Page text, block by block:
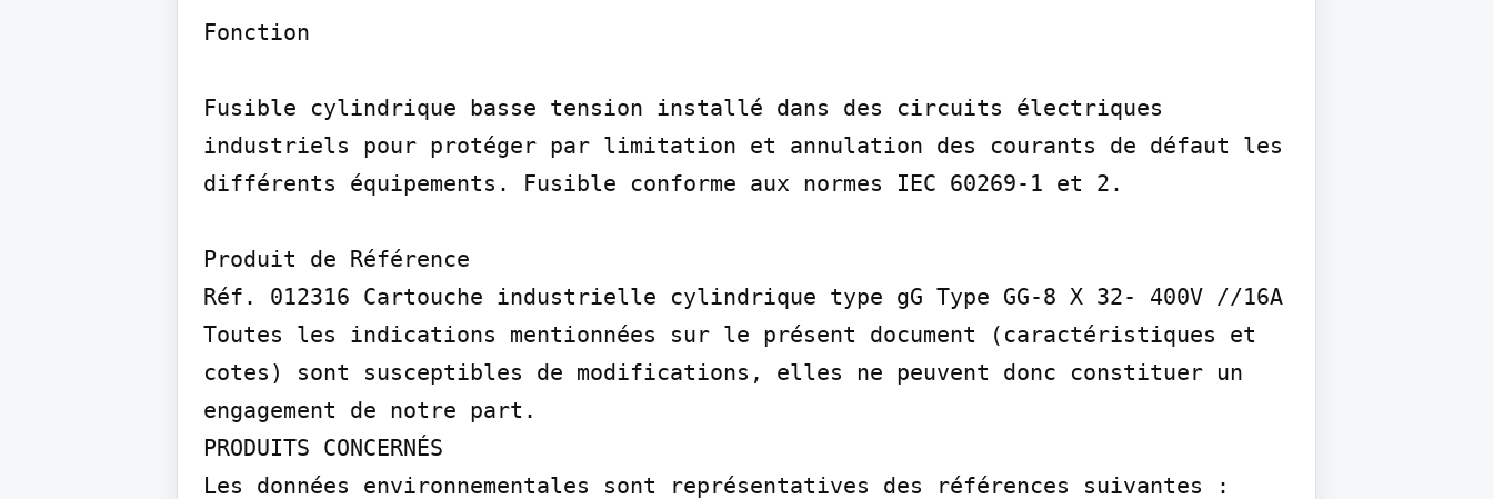
Fonction
Fusible cylindrique basse tension installé dans des circuits électriques
industriels pour protéger par limitation et annulation des courants de défaut les
différents équipements. Fusible conforme aux normes IEC 60269-1 et 2.
Produit de Référence
Réf. 012316 Cartouche industrielle cylindrique type gG Type GG-8 X 32- 400V //16A
Toutes les indications mentionnées sur le présent document (caractéristiques et
cotes) sont susceptibles de modifications, elles ne peuvent donc constituer un
engagement de notre part.
PRODUITS CONCERNÉS
Les données environnementales sont représentatives des références suivantes :